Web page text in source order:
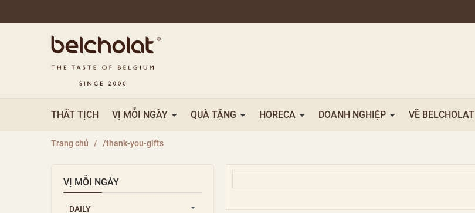
THẤT TỊCH VỊ MỖI NGÀY QUÀ TẶNG HORECA DOANH NGHIỆP VỀ BELCHOLAT
Trang chủ / /thank-you-gifts
VỊ MỖI NGÀY
DAILY